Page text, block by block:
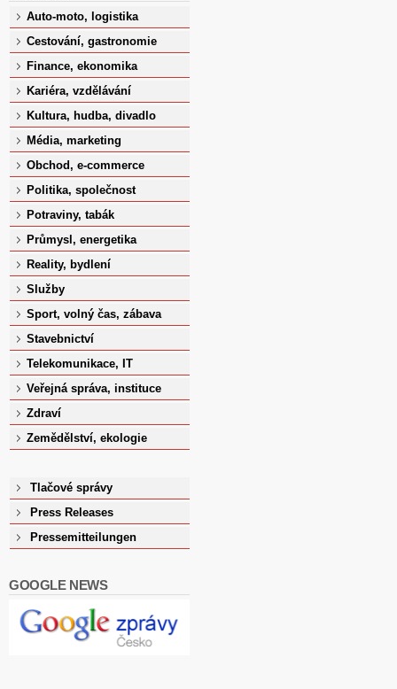
Auto-moto, logistika
Cestování, gastronomie
Finance, ekonomika
Kariéra, vzdělávání
Kultura, hudba, divadlo
Média, marketing
Obchod, e-commerce
Politika, společnost
Potraviny, tabák
Průmysl, energetika
Reality, bydlení
Služby
Sport, volný čas, zábava
Stavebnictví
Telekomunikace, IT
Veřejná správa, instituce
Zdraví
Zemědělství, ekologie
Tlačové správy
Press Releases
Pressemitteilungen
GOOGLE NEWS